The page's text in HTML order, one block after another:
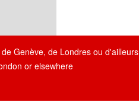
Genève, de Londres ou d'ailleurs
or elsewhere